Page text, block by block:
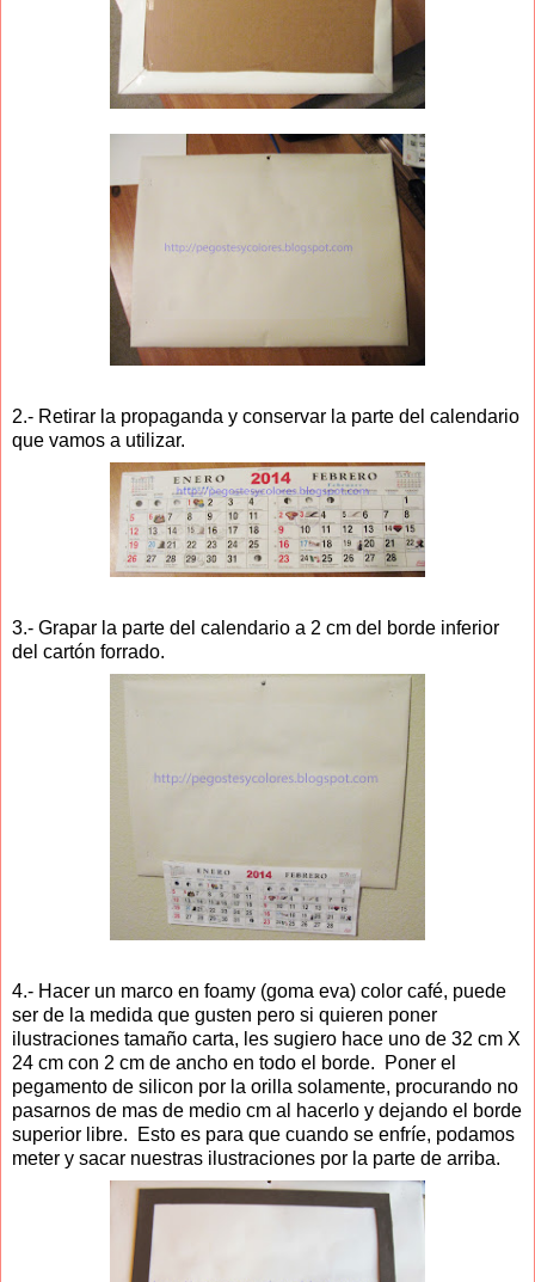
2.- Retirar la propaganda y conservar la parte del calendario
que vamos a utilizar.
3.- Grapar la parte del calendario a 2 cm del borde inferior
del cartón forrado.
4.- Hacer un marco en foamy (goma eva) color café, puede
ser de la medida que gusten pero si quieren poner
ilustraciones tamaño carta, les sugiero hace uno de 32 cm X
24 cm con 2 cm de ancho en todo el borde. Poner el
pegamento de silicon por la orilla solamente, procurando no
pasarnos de mas de medio cm al hacerlo y dejando el borde
superior libre. Esto es para que cuando se enfríe, podamos
meter y sacar nuestras ilustraciones por la parte de arriba.